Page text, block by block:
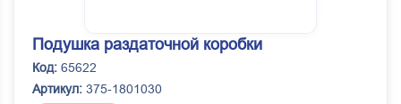
Подушка раздаточной коробки
Код: 65622
Артикул: 375-1801030